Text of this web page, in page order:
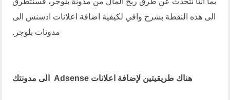
الى هذه النقطة بشرح وافي لكيفية اضافة اعلانات ادسنس الى
مدونات بلوجر.
هناك طريقيتين لإضافة اعلانات Adsense الى مدونتك